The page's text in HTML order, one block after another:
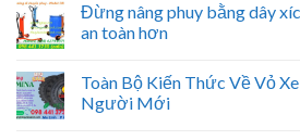
Đừng nâng phuy bằng dây
an toàn hơn
Toàn Bộ Kiến Thức Về Vỏ
Người Mới